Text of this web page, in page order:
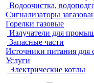
Водоочистка,
Сигнализаторы
Горелки газовые
Излучатели для
Запасные части
Источники питания для
Услуги
Электрические котлы